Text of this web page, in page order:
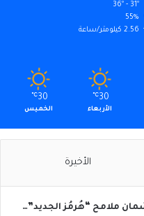
55%
2.56 كيلومتر/ساعة
30
℃
الأربعاء
30
℃
الخميس
الأخيرة
ملامح “هُرمُز الجديد”…